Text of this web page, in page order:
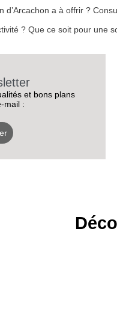
d’Arcachon a à offrir ?
? Que ce soit pour une
et bons plans
mail :